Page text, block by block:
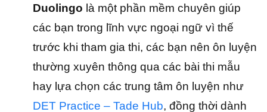
Duolingo là một phần mềm chuyên giúp
các bạn trong lĩnh vực ngoại ngữ vì thế
trước khi tham gia thi, các bạn nên ôn luyện
thường xuyên thông qua các bài thi mẫu
hay lựa chọn các trung tâm ôn luyện như
DET Practice – Tade Hub, đồng thời dành